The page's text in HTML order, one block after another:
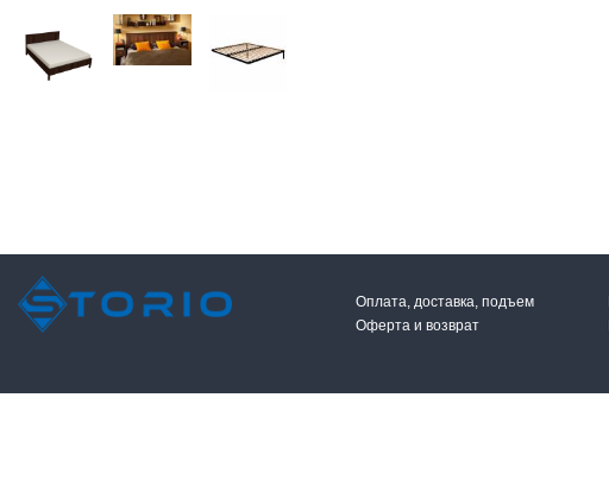
Оплата, доставка, подъем
Оферта и возврат